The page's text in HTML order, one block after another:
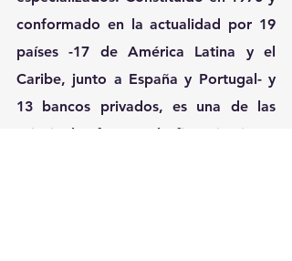
conformado en la actualidad por 19
países -17 de América Latina y el
Caribe, junto a España y Portugal- y
13 bancos privados, es una de las
principales fuentes de financiamiento